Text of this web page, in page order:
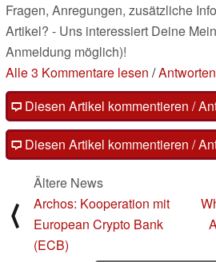
Fragen, Anregungen, zusätzliche
Artikel? - Uns interessiert Deine
Anmeldung möglich)!
Alle 3 Kommentare lesen /Antworten
Diesen Artikel kommentieren /
Diesen Artikel kommentieren /
⟨
Ältere News
Archos: Kooperation mit
European Crypto Bank
(ECB)